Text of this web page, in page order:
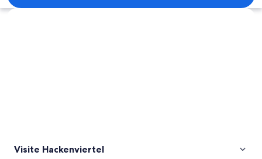
Explorar mapa
Visite Hackenviertel